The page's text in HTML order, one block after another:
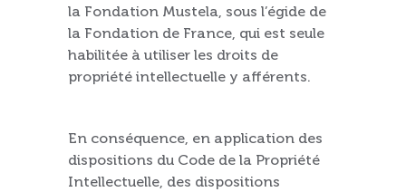
la Fondation Mustela, sous l’égide de
la Fondation de France, qui est seule
habilitée à utiliser les droits de
propriété intellectuelle y afférents.
En conséquence, en application des
dispositions du Code de la Propriété
Intellectuelle, des dispositions